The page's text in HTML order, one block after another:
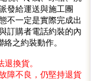
發給運送與施工團
不一定是實際完成出
訂購者電話約裝的內
之約裝動作。
換貨。
障不良，仍堅持退貨